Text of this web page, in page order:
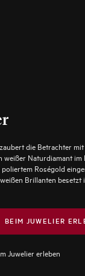
die Betrachter
weißer Naturdiamant
Roségold
Brillanten
BEIM JUWELIER
Juwelier erleben